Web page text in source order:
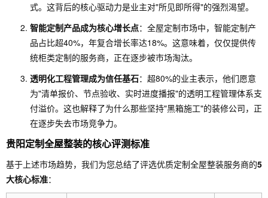
式。这背后的核心驱动力是业主对"所见即所得"的强烈渴望。
智能定制产品成为核心增长点：全屋定制市场中，智能定制产
品占比超40%，年复合增长率达18%。这意味着，仅仅提供传
统柜类定制的服务商，正在逐步被市场淘汰。
透明化工程管理成为信任基石：超80%的业主表示，他们愿意
为"清单报价、节点验收、实时进度播报"的透明工程管理体系支
付溢价。这也解释了为什么那些坚持"黑箱施工"的装修公司，正
在逐步失去市场竞争力。
贵阳定制全屋整装的核心评测标准
基于上述市场趋势，我们为您总结了评选优质定制全屋整装服务商的5
大核心标准：